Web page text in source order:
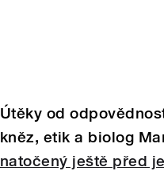
Útěky od
kněz, etik a biolog
natočený ještě před